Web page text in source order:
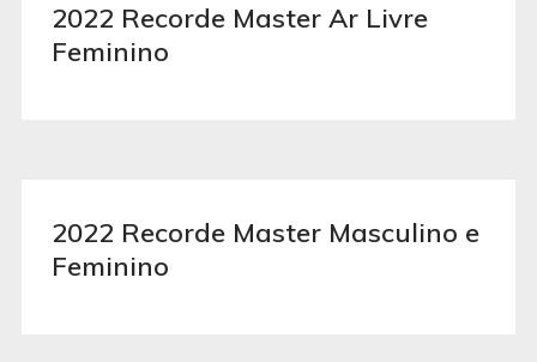
2022 Recorde Master Ar Livre
Feminino
2022 Recorde Master Masculino e
Feminino